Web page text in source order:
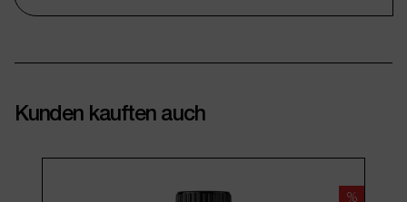
Duftprofil
würzig, waldig, balsamisch,
Duftnote Basisnote
Verpackung Glasflasche
10 ml
Kunden kauften auch
%